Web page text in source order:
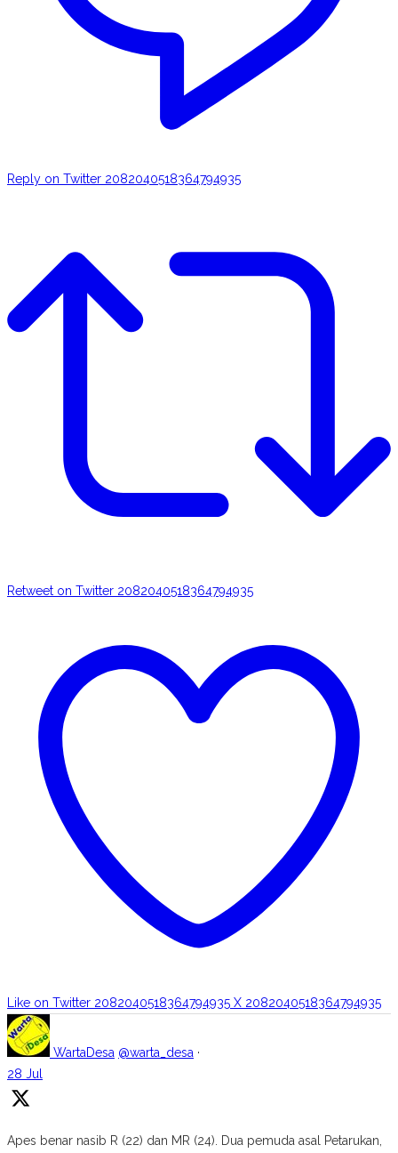
Reply on Twitter 2082040518364794935
Retweet on Twitter 2082040518364794935
Like on Twitter 2082040518364794935 X 2082040518364794935
WartaDesa @warta_desa ·
28 Jul
Apes benar nasib R (22) dan MR (24). Dua pemuda asal Petarukan,